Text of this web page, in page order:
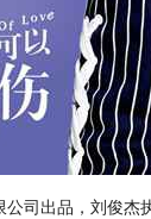
出品，刘俊杰